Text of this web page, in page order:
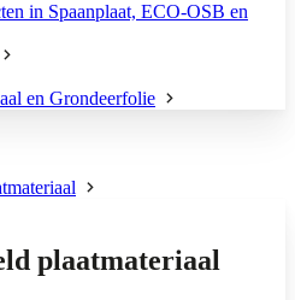
in Spaanplaat, ECO-OSB en
en Grondeerfolie
plaatmateriaal